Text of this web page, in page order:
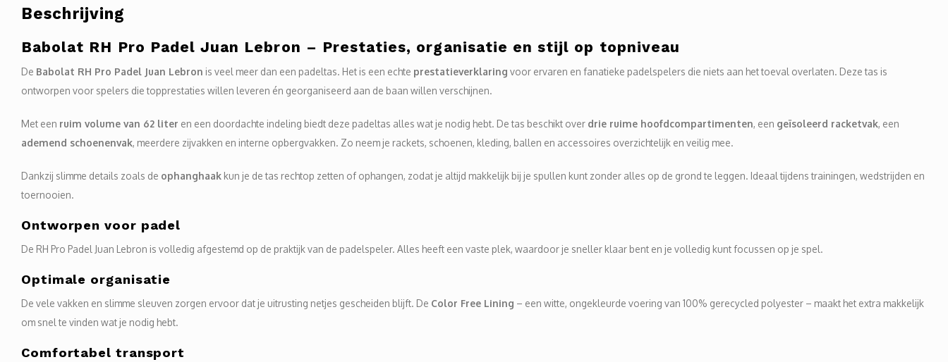
Beschrijving
Babolat RH Pro Padel Juan Lebron – Prestaties, organisatie en stijl op topniveau
De Babolat RH Pro Padel Juan Lebron is veel meer dan een padeltas. Het is een echte prestatieverklaring voor ervaren en fanatieke padelspelers die niets aan het toeval overlaten. Deze tas is
ontworpen voor spelers die topprestaties willen leveren én georganiseerd aan de baan willen verschijnen.
Met een ruim volume van 62 liter en een doordachte indeling biedt deze padeltas alles wat je nodig hebt. De tas beschikt over drie ruime hoofdcompartimenten, een geïsoleerd racketvak, een
ademend schoenenvak, meerdere zijvakken en interne opbergvakken. Zo neem je rackets, schoenen, kleding, ballen en accessoires overzichtelijk en veilig mee.
Dankzij slimme details zoals de ophanghaak kun je de tas rechtop zetten of ophangen, zodat je altijd makkelijk bij je spullen kunt zonder alles op de grond te leggen. Ideaal tijdens trainingen, wedstrijden en
toernooien.
Ontworpen voor padel
De RH Pro Padel Juan Lebron is volledig afgestemd op de praktijk van de padelspeler. Alles heeft een vaste plek, waardoor je sneller klaar bent en je volledig kunt focussen op je spel.
Optimale organisatie
De vele vakken en slimme sleuven zorgen ervoor dat je uitrusting netjes gescheiden blijft. De Color Free Lining – een witte, ongekleurde voering van 100% gerecycled polyester – maakt het extra makkelijk
om snel te vinden wat je nodig hebt.
Comfortabel transport